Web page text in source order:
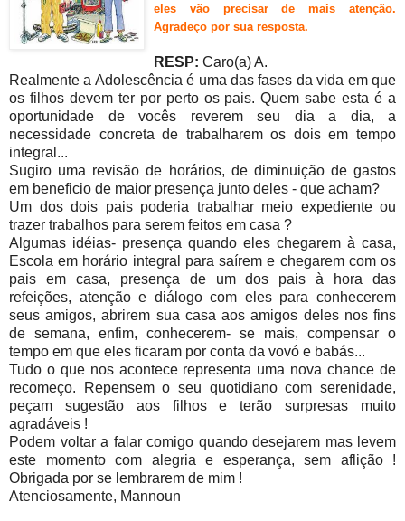
eles vão precisar de mais atenção.
Agradeço por sua resposta.
RESP: Caro(a) A.
Realmente a Adolescência é uma das fases da vida em que
os filhos devem ter por perto os pais. Quem sabe esta é a
oportunidade de vocês reverem seu dia a dia, a
necessidade concreta de trabalharem os dois em tempo
integral...
Sugiro uma revisão de horários, de diminuição de gastos
em beneficio de maior presença junto deles - que acham?
Um dos dois pais poderia trabalhar meio expediente ou
trazer trabalhos para serem feitos em casa ?
Algumas idéias- presença quando eles chegarem à casa,
Escola em horário integral para saírem e chegarem com os
pais em casa, presença de um dos pais à hora das
refeições, atenção e diálogo com eles para conhecerem
seus amigos, abrirem sua casa aos amigos deles nos fins
de semana, enfim, conhecerem- se mais, compensar o
tempo em que eles ficaram por conta da vovó e babás...
Tudo o que nos acontece representa uma nova chance de
recomeço. Repensem o seu quotidiano com serenidade,
peçam sugestão aos filhos e terão surpresas muito
agradáveis !
Podem voltar a falar comigo quando desejarem mas levem
este momento com alegria e esperança, sem aflição !
Obrigada por se lembrarem de mim !
Atenciosamente, Mannoun